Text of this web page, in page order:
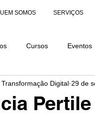
SOMOS SERVIÇOS
Cursos Eventos
AWARDS
Pertile
Digital 29 de